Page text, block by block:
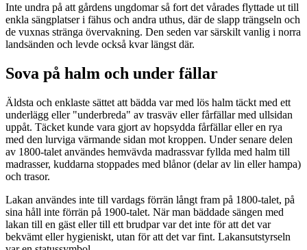
Inte undra på att gårdens ungdomar så fort det vårades flyttade ut till
enkla sängplatser i fähus och andra uthus, där de slapp trängseln och
de vuxnas stränga övervakning. Den seden var särskilt vanlig i norra
landsänden och levde också kvar längst där.
Sova på halm och under fällar
Äldsta och enklaste sättet att bädda var med lös halm täckt med ett
underlägg eller "underbreda" av trasväv eller fårfällar med ullsidan
uppåt. Täcket kunde vara gjort av hopsydda fårfällar eller en rya
med den lurviga värmande sidan mot kroppen. Under senare delen
av 1800-talet användes hemvävda madrassvar fyllda med halm till
madrasser, kuddarna stoppades med blånor (delar av lin eller hampa)
och trasor.
Lakan användes inte till vardags förrän långt fram på 1800-talet, på
sina håll inte förrän på 1900-talet. När man bäddade sängen med
lakan till en gäst eller till ett brudpar var det inte för att det var
bekvämt eller hygieniskt, utan för att det var fint. Lakansutstyrseln